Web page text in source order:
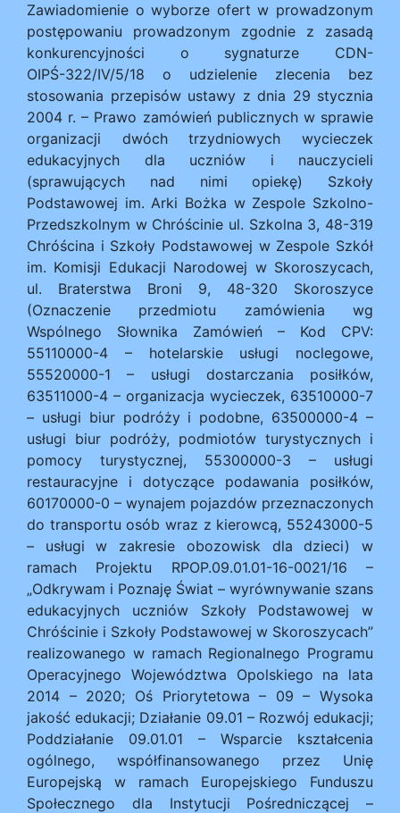
Zawiadomienie o wyborze ofert w prowadzonym
postępowaniu prowadzonym zgodnie z zasadą
konkurencyjności o sygnaturze CDN-
OIPŚ-322/IV/5/18 o udzielenie zlecenia bez
stosowania przepisów ustawy z dnia 29 stycznia
2004 r. – Prawo zamówień publicznych w sprawie
organizacji dwóch trzydniowych wycieczek
edukacyjnych dla uczniów i nauczycieli
(sprawujących nad nimi opiekę) Szkoły
Podstawowej im. Arki Bożka w Zespole Szkolno-
Przedszkolnym w Chróścinie ul. Szkolna 3, 48-319
Chróścina i Szkoły Podstawowej w Zespole Szkół
im. Komisji Edukacji Narodowej w Skoroszycach,
ul. Braterstwa Broni 9, 48-320 Skoroszyce
(Oznaczenie przedmiotu zamówienia wg
Wspólnego Słownika Zamówień – Kod CPV:
55110000-4 – hotelarskie usługi noclegowe,
55520000-1 – usługi dostarczania posiłków,
63511000-4 – organizacja wycieczek, 63510000-7
– usługi biur podróży i podobne, 63500000-4 –
usługi biur podróży, podmiotów turystycznych i
pomocy turystycznej, 55300000-3 – usługi
restauracyjne i dotyczące podawania posiłków,
60170000-0 – wynajem pojazdów przeznaczonych
do transportu osób wraz z kierowcą, 55243000-5
– usługi w zakresie obozowisk dla dzieci) w
ramach Projektu RPOP.09.01.01-16-0021/16 –
„Odkrywam i Poznaję Świat – wyrównywanie szans
edukacyjnych uczniów Szkoły Podstawowej w
Chróścinie i Szkoły Podstawowej w Skoroszycach”
realizowanego w ramach Regionalnego Programu
Operacyjnego Województwa Opolskiego na lata
2014 – 2020; Oś Priorytetowa – 09 – Wysoka
jakość edukacji; Działanie 09.01 – Rozwój edukacji;
Poddziałanie 09.01.01 – Wsparcie kształcenia
ogólnego, współfinansowanego przez Unię
Europejską w ramach Europejskiego Funduszu
Społecznego dla Instytucji Pośredniczącej –